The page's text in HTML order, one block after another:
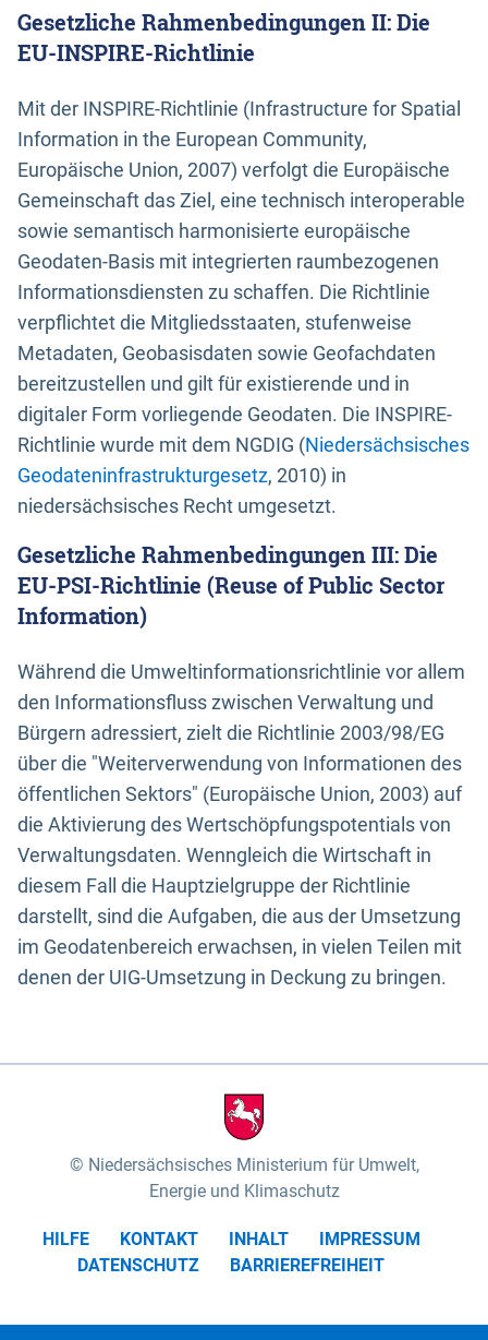
Gesetzliche Rahmenbedingungen II: Die
EU-INSPIRE-Richtlinie
Mit der INSPIRE-Richtlinie (Infrastructure for Spatial
Information in the European Community,
Europäische Union, 2007) verfolgt die Europäische
Gemeinschaft das Ziel, eine technisch interoperable
sowie semantisch harmonisierte europäische
Geodaten-Basis mit integrierten raumbezogenen
Informationsdiensten zu schaffen. Die Richtlinie
verpflichtet die Mitgliedsstaaten, stufenweise
Metadaten, Geobasisdaten sowie Geofachdaten
bereitzustellen und gilt für existierende und in
digitaler Form vorliegende Geodaten. Die INSPIRE-
Richtlinie wurde mit dem NGDIG (Niedersächsisches
Geodateninfrastrukturgesetz, 2010) in
niedersächsisches Recht umgesetzt.
Gesetzliche Rahmenbedingungen III: Die
EU-PSI-Richtlinie (Reuse of Public Sector
Information)
Während die Umweltinformationsrichtlinie vor allem
den Informationsfluss zwischen Verwaltung und
Bürgern adressiert, zielt die Richtlinie 2003/98/EG
über die "Weiterverwendung von Informationen des
öffentlichen Sektors" (Europäische Union, 2003) auf
die Aktivierung des Wertschöpfungspotentials von
Verwaltungsdaten. Wenngleich die Wirtschaft in
diesem Fall die Hauptzielgruppe der Richtlinie
darstellt, sind die Aufgaben, die aus der Umsetzung
im Geodatenbereich erwachsen, in vielen Teilen mit
denen der UIG-Umsetzung in Deckung zu bringen.
Niedersächsisches Ministerium für Umwelt,
Energie und Klimaschutz
HILFE KONTAKT INHALT
IMPRESSUM
DATENSCHUTZ
BARRIEREFREIHEIT